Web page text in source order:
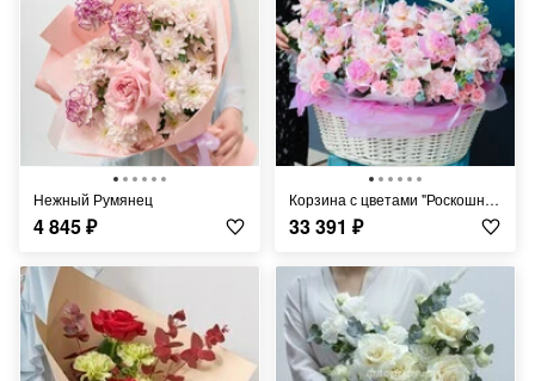
Нежный Румянец
4 845₽
Корзина с цветами "Роскошный максимум"
33 391 ₽